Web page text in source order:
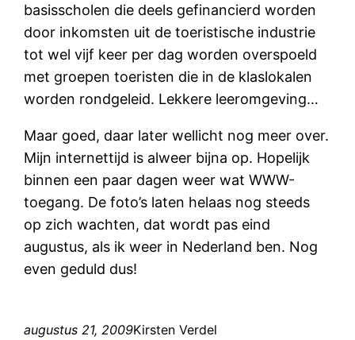
basisscholen die deels gefinancierd worden
door inkomsten uit de toeristische industrie
tot wel vijf keer per dag worden overspoeld
met groepen toeristen die in de klaslokalen
worden rondgeleid. Lekkere leeromgeving…
Maar goed, daar later wellicht nog meer over.
Mijn internettijd is alweer bijna op. Hopelijk
binnen een paar dagen weer wat WWW-
toegang. De foto’s laten helaas nog steeds
op zich wachten, dat wordt pas eind
augustus, als ik weer in Nederland ben. Nog
even geduld dus!
augustus 21, 2009Kirsten Verdel